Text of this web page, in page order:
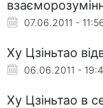
07.06.2011 -
Ху Цзіньтао
06.06.2011 -
Ху Цзіньтао в